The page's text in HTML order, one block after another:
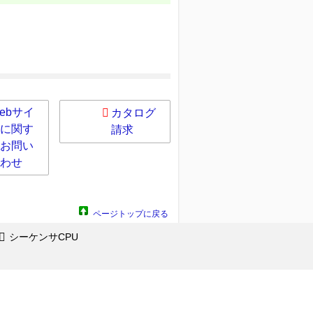
サイ
関す
問い
せ
カタログ
請求
ページトップに戻る
シーケンサCPU